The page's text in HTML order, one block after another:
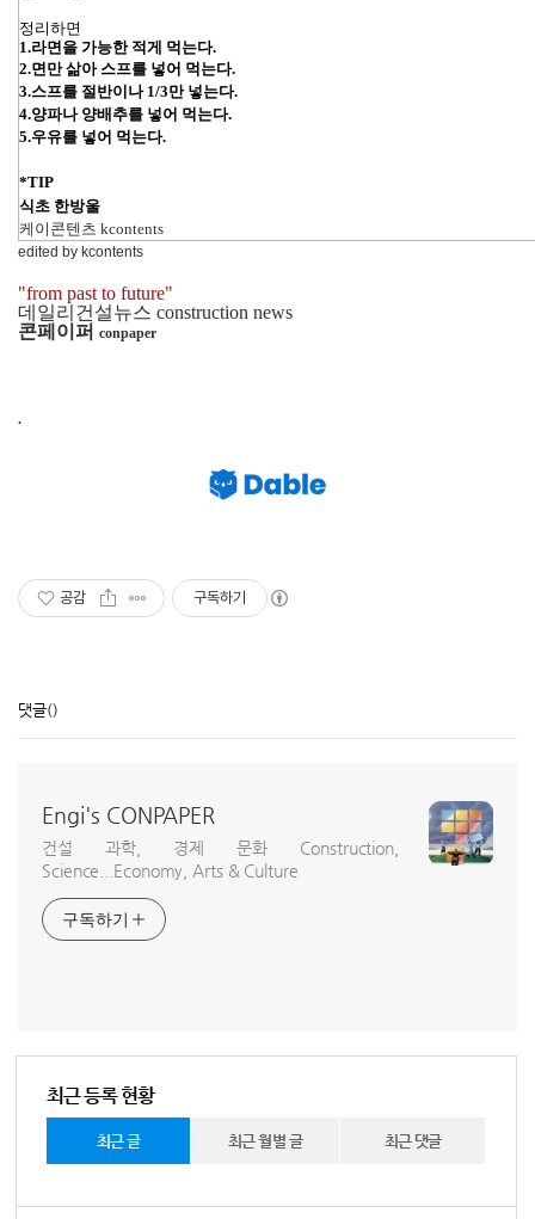
정리하면
1.라면을 가능한 적게 먹는다.
2.면만 삶아 스프를 넣어 먹는다.
3.스프를 절반이나 1/3만 넣는다.
4.양파나 양배추를 넣어 먹는다.
5.우유를 넣어 먹는다.
*TIP
식초 한방울
케이콘텐츠 kcontents
edited by kcontents
"from past to future"
데일리건설뉴스 construction news
콘페이퍼 conpaper
.
공감 구독하기
댓글()
Engi's CONPAPER
건설 과학, 경제 문화 Construction,
Science...Economy, Arts & Culture
구독하기
최근 등록 현황
최근 글 최근 월별 글 최근 댓글